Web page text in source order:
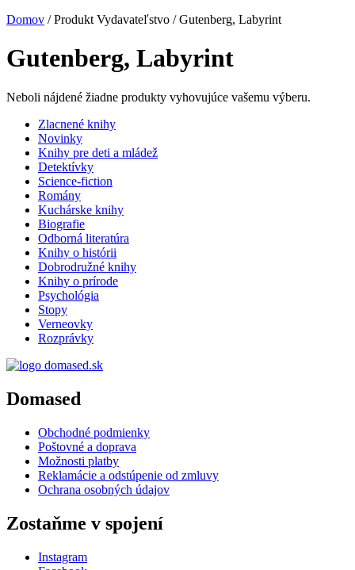
Domov / Produkt Vydavateľstvo / Gutenberg, Labyrint
Gutenberg, Labyrint
Neboli nájdené žiadne produkty vyhovujúce vašemu výberu.
Zlacnené knihy
Novinky
Knihy pre deti a mládež
Detektívky
Science-fiction
Romány
Kuchárske knihy
Biografie
Odborná literatúra
Knihy o histórii
Dobrodružné knihy
Knihy o prírode
Psychológia
Stopy
Verneovky
Rozprávky
Domased
Obchodné podmienky
Poštovné a doprava
Možnosti platby
Reklamácie a odstúpenie od zmluvy
Ochrana osobných údajov
Zostaňme v spojení
Instagram